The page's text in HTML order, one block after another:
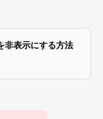
非表示にする方法